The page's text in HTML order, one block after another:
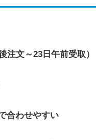
注文～23日午前受取）
合わせやすい